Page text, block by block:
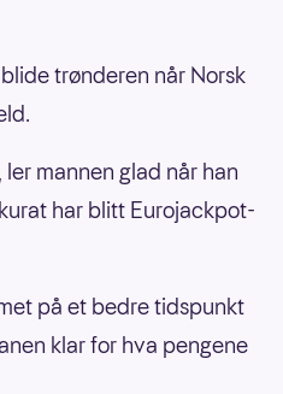
trønderen når Norsk
mannen glad når han
har blitt Eurojackpot-
på et bedre tidspunkt
klar for hva pengene